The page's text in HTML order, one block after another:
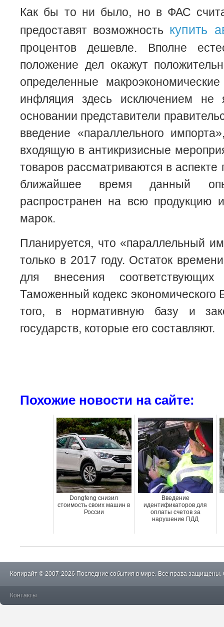
Как бы то ни было, но в ФАС
предоставят возможность купить
процентов дешевле. Вполне
положение дел окажут
определенные
инфляция здесь исключением не
основании представители
введение «параллельного
входящую в антикризисные
товаров рассматриваются в аспекте
ближайшее время данный
распространен на всю продукцию
марок.
Планируется, что «параллельный
только в 2017 году. Остаток
для внесения
Таможенный кодекс экономического
того, в нормативную базу и
государств, которые его составляют.
Похожие новости на сайте:
Dongfeng снизил
стоимость своих машин в
России
Введение
идентификаторов для
оплаты счетов за
нарушение ПДД
Копирайт © 2007-2026 Последние события в мире. Все права защищены.
Контакты